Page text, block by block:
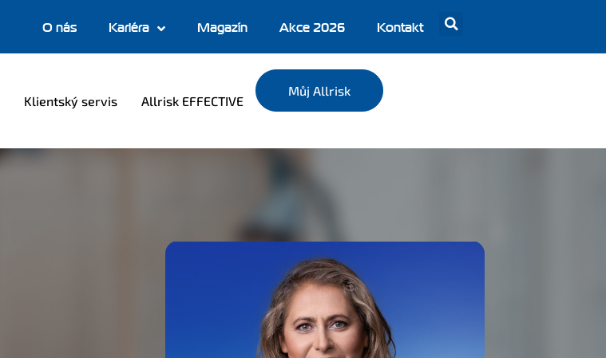
O nás Kariéra Magazín Akce 2026 Kontakt
Klientský servis Allrisk EFFECTIVE
Můj Allrisk